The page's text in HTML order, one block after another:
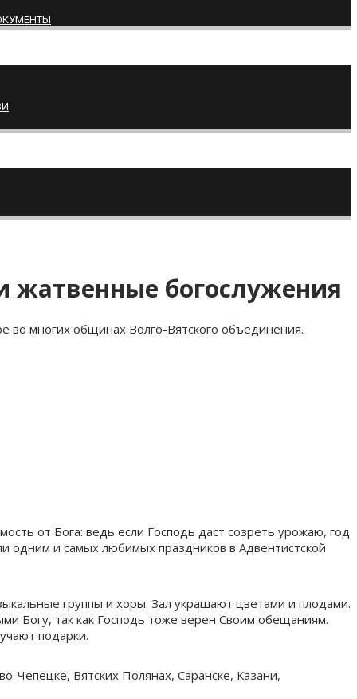
жатвенные богослужения
во многих общинах Волго-Вятского объединения.
от Бога: ведь если Господь даст созреть урожаю, год
одним и самых любимых праздников в Адвентистской
группы и хоры. Зал украшают цветами и плодами.
Богу, так как Господь тоже верен Своим обещаниям.
подарки.
Вятских Полянах, Саранске, Казани,